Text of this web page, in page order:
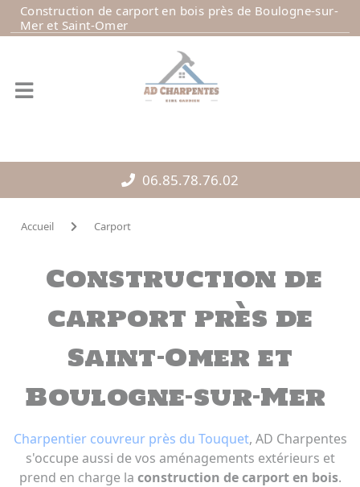
Construction de carport en bois près de Boulogne-sur-
Mer et Saint-Omer
06.85.78.76.02
Accueil Carport
Construction de
carport près de
Saint-Omer et
Boulogne-sur-Mer
Charpentier couvreur près du Touquet, AD Charpentes
s'occupe aussi de vos aménagements extérieurs et
prend en charge la construction de carport en bois.
Panneau de gestion des cookies